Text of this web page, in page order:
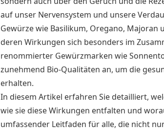
auf unser Nervensystem und unsere
Gewürze wie Basilikum, Oregano, Majoran
deren Wirkungen sich besonders im
renommierter Gewürzmarken wie
zunehmend Bio-Qualitäten an, um die
erhalten.
In diesem Artikel erfahren Sie detailliert,
wie sie diese Wirkungen entfalten und
umfassender Leitfaden für alle, die nicht